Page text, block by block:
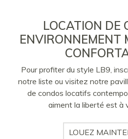
LOCATION DE
ENVIRONNEMENT
Pour profiter du style LB9,
notre liste ou visitez notre
de condos locatifs
aiment la liberté est à
LOUEZ